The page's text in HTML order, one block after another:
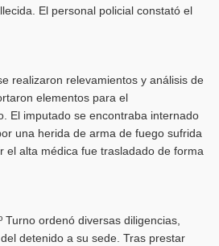
El personal policial constató el
realizaron relevamientos y análisis de
elementos para el
El imputado se encontraba internado
una herida de arma de fuego sufrida
el alta médica fue trasladado de forma
Turno ordenó diversas diligencias,
detenido a su sede. Tras prestar